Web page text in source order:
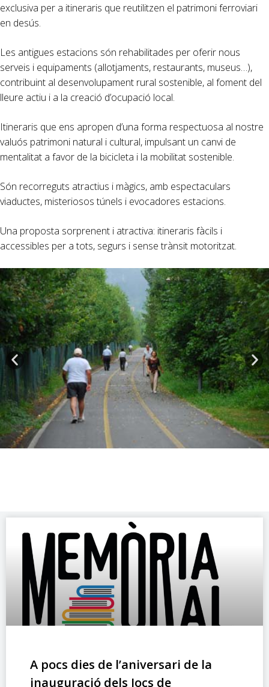
exclusiva per a itineraris que reutilitzen el patrimoni ferroviari
en desús.
Les antigues estacions són rehabilitades per oferir nous
serveis i equipaments (allotjaments, restaurants, museus…),
contribuint al desenvolupament rural sostenible, al foment del
lleure actiu i a la creació d’ocupació local.
Itineraris que ens apropen d’una forma respectuosa al nostre
valuós patrimoni natural i cultural, impulsant un canvi de
mentalitat a favor de la bicicleta i la mobilitat sostenible.
Són recorreguts atractius i màgics, amb espectaculars
viaductes, misteriosos túnels i evocadores estacions.
Una proposta sorprenent i atractiva: itineraris fàcils i
accessibles per a tots, segurs i sense trànsit motoritzat.
A pocs dies de l’aniversari de la
inauguració dels Jocs de